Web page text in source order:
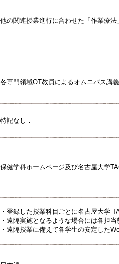
他の関連授業進行に合わせた「作業療法
各専門領域OT教員によるオムニバス講義
特記なし．
保健学科ホームページ及び名古屋大学
・登録した授業科目ごとに名古屋大学
・遠隔実施となるような場合には各担
・遠隔授業に備えて各学生の安定した